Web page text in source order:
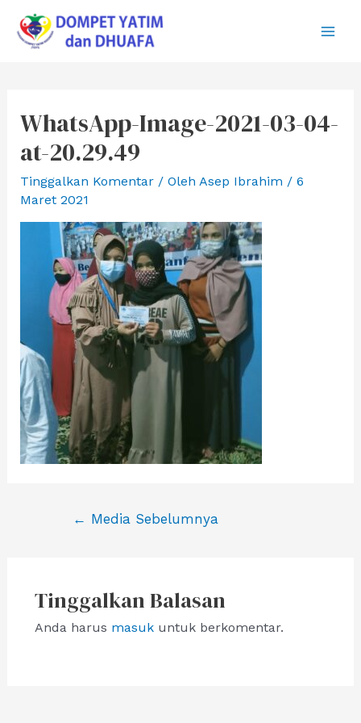
konten
WhatsApp-Image-2021-03-04-
at-20.29.49
Tinggalkan Komentar / Oleh Asep Ibrahim / 6
Maret 2021
Navigasi
← Media Sebelumnya
Tinggalkan Balasan
Anda harus masukuntuk berkomentar.